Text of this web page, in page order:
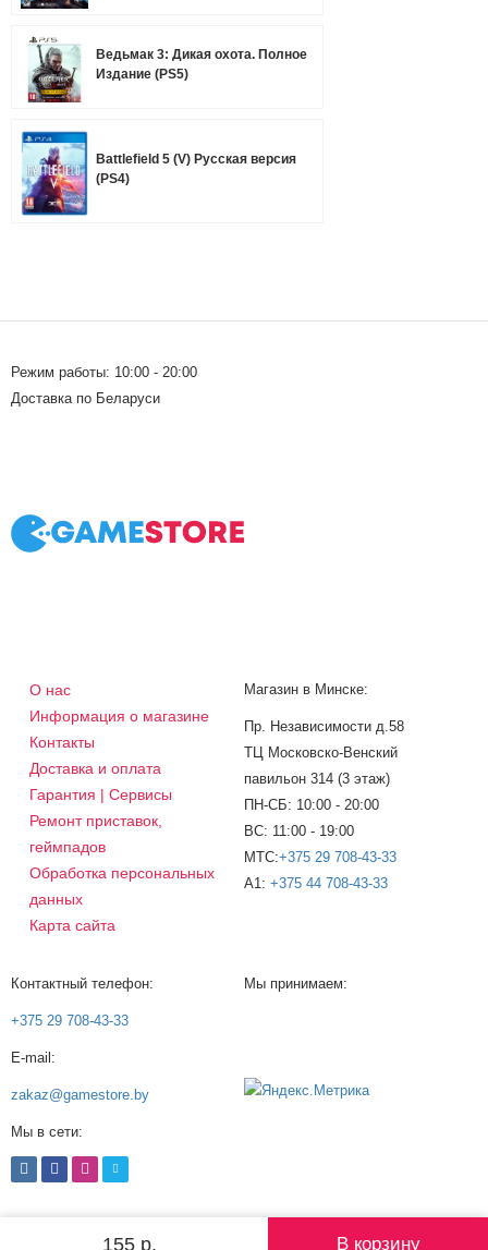
155 р. В корзину
Ведьмак 3: Дикая охота. Полное
Издание (PS5)
Battlefield 5 (V) Русская версия
(PS4)
Режим работы: 10:00 - 20:00
Доставка по Беларуси
© 2008-2026 gamestore.by ®
О нас
Информация о магазине
Контакты
Доставка и оплата
Гарантия | Сервисы
Ремонт приставок,
геймпадов
Обработка персональных
данных
Карта сайта
Магазин в Минске:
Пр. Независимости д.58
ТЦ Московско-Венский
павильон 314 (3 этаж)
ПН-СБ: 10:00 - 20:00
ВС: 11:00 - 19:00
МТС:+375 29 708-43-33
A1: +375 44 708-43-33
Контактный телефон:
+375 29 708-43-33
E-mail:
zakaz@gamestore.by
Мы в сети:
Мы принимаем: